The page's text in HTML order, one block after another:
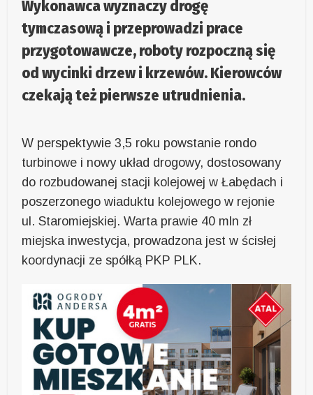
Wykonawca wyznaczy drogę
tymczasową i przeprowadzi prace
przygotowawcze, roboty rozpoczną się
od wycinki drzew i krzewów. Kierowców
czekają też pierwsze utrudnienia.
W perspektywie 3,5 roku powstanie rondo
turbinowe i nowy układ drogowy, dostosowany
do rozbudowanej stacji kolejowej w Łabędach i
poszerzonego wiaduktu kolejowego w rejonie
ul. Staromiejskiej. Warta prawie 40 mln zł
miejska inwestycja, prowadzona jest w ścisłej
koordynacji ze spółką PKP PLK.